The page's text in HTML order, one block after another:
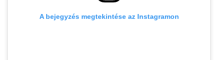
A bejegyzés megtekintése az Instagramon